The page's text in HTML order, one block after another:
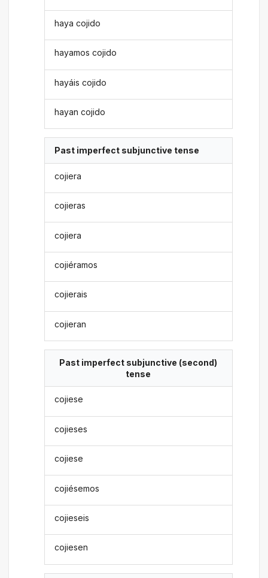
haya cojido
hayamos cojido
hayáis cojido
hayan cojido
Past imperfect subjunctive tense
cojiera
cojieras
cojiera
cojiéramos
cojierais
cojieran
Past imperfect subjunctive (second)
tense
cojiese
cojieses
cojiese
cojiésemos
cojieseis
cojiesen